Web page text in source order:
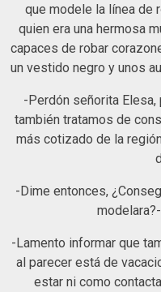
que modele la línea de
quien era una hermosa
capaces de robar
un vestido negro y unos
-Perdón señorita
también tratamos de
más cotizado de la
-Dime entonces,
-Lamento informar que
al parecer está de
estar ni como